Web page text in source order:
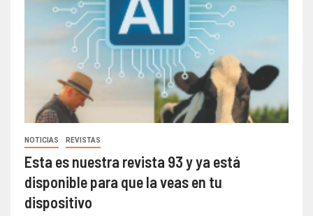
NOTICIAS REVISTAS
Esta es nuestra revista 93 y ya está
disponible para que la veas en tu
dispositivo